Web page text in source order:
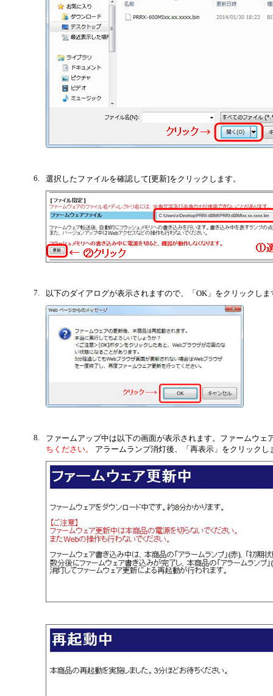
6. 選択したファイルを確認して[更新]をクリックします。
7. 以下のダイアログが表示されますので、「OK」をクリックしま
8.
ファームアップ中は以下の画面が表示されます。ファームウェ
ちください。
アラームランプ消灯後、「再表示」をクリックし